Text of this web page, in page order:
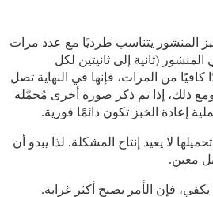
المنشور يتناسب طرديًا مع عدد مرات
(ثانية إلى ثانيتين لكل
كافيًا من المرات، فإنها في النهاية تصل
ذلك، إذا تم ذكر صورة أخرى مُحمَّلة
إعادة الخبز تكون دائمًا فورية.
لا يعيد إنتاج المشكلة. لذا يبدو أن
معين.
يكفي، فإن الأمر يصبح أكثر غرابة.